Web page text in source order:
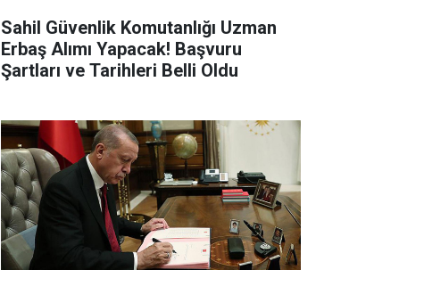
Sahil Güvenlik Komutanlığı Uzman
Erbaş Alımı Yapacak! Başvuru
Şartları ve Tarihleri Belli Oldu